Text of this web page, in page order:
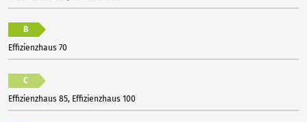
B
Effizienzhaus 70
C
Effizienzhaus 85, Effizienzhaus 100